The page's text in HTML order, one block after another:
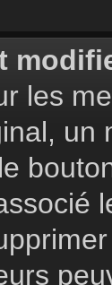
les